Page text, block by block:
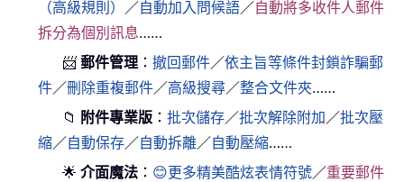
（高級規則）
／自動加入問候語／自動將多收件人郵件
拆分為個別訊息……
📨 郵件管理 ：撤回郵件／依主旨等條件封鎖詐騙郵
件／刪除重複郵件／高級搜尋／整合文件夾……
📁 附件專業版 ：批次儲存／批次解除附加 ／批次壓
縮／自動保存／自動拆離／自動壓縮……
🌟 介面魔法 ： 😊更多精美酷炫表情符號／重要郵件